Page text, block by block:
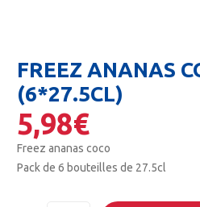
FREEZ ANANAS
(6*27.5CL)
5,98€
Freez ananas coco
Pack de 6 bouteilles de 27.5cl